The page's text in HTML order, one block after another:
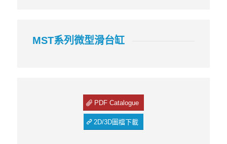
MST系列微型滑台缸
PDF Catalogue
2D/3D圖檔下載